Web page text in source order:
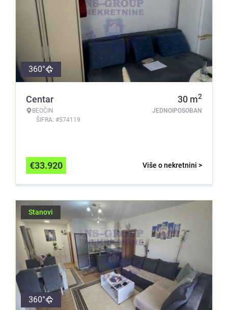
360°
Centar
BEOČIN
ŠIFRA: #574119
30 m2
JEDNOIPOSOBAN
Više o nekretnini >
€33.920
Stanovi
360°